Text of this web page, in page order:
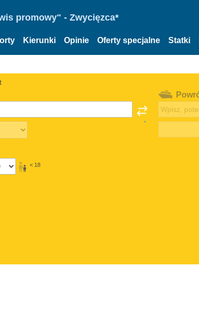
promowy" - Zwycięzca*
Kierunki Opinie Oferty specjalne Statki
< 18